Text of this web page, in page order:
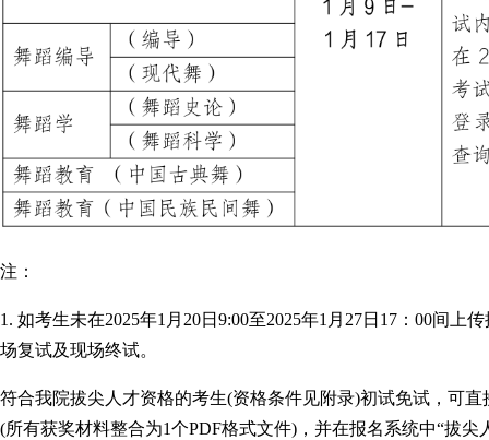
注：
1. 如考生未在2025年1月20日9:00至2025年1月27日17：00间
场复试及现场终试。
符合我院拔尖人才资格的考生(资格条件见附录)初试免试，可
(所有获奖材料整合为1个PDF格式文件)，并在报名系统中“拔